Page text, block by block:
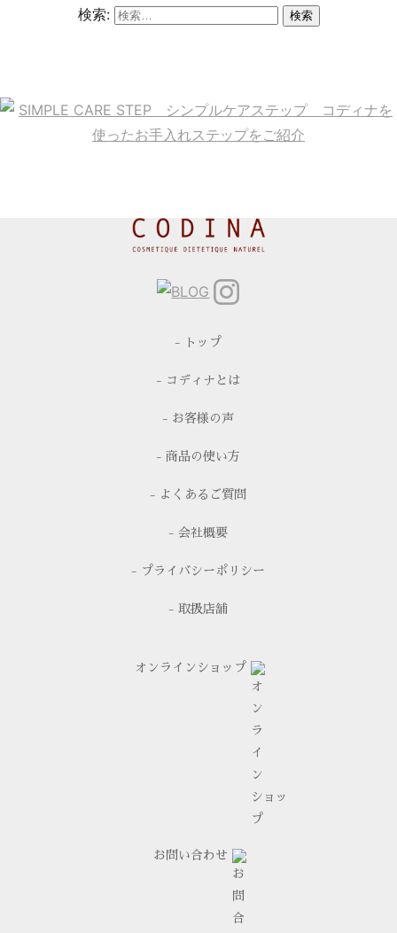
検索:
- トップ
- コディナとは
- お客様の声
- 商品の使い方
- よくあるご質問
- 会社概要
- プライバシーポリシー
- 取扱店舗
オンラインショップ
お問い合わせ